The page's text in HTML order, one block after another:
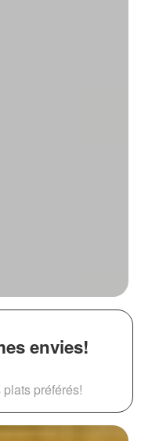
envies!
préférés!